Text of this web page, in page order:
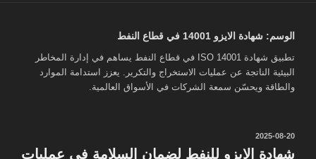
الوسم: شهادة الايزو 14001 في قطاع النفط
تطبيق شهادة ISO 14001 في قطاع النفط يساهم في إدارة المخاطر
البيئية الناتجة عن عمليات الاستخراج والتكرير. يعزز استدامة الموارد
والطاقة ويحسّن سمعة الشركات في الأسواق العالمية.
نُشر
2025-08-20
شهادة الايزو للنفط لضمان السلامة في عمليات